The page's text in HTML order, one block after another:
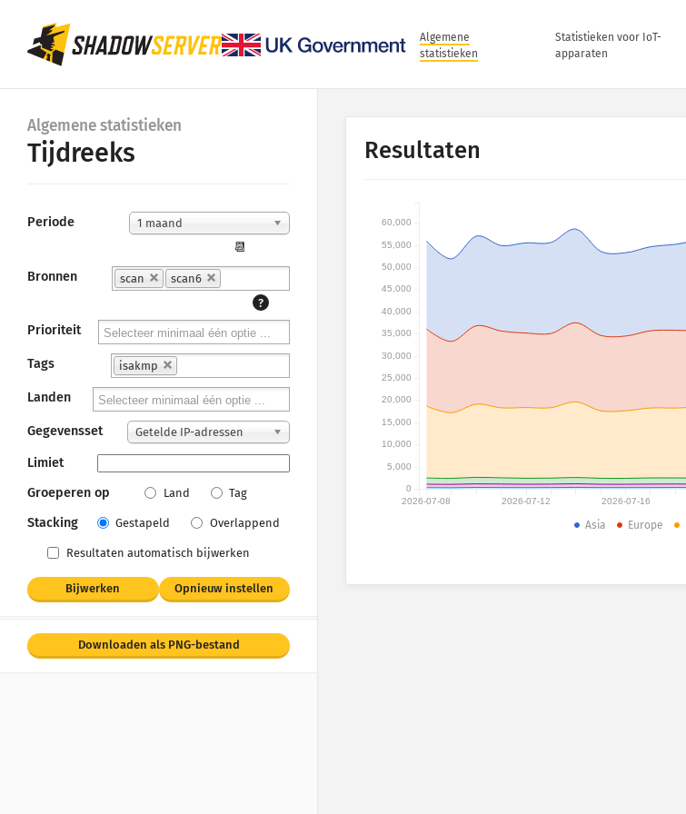
Algemene
statistieken
Statistieken voor IoT-
apparaten
Algemene statistieken
Tijdreeks
Periode 1 maand
📆
Bronnen
scan
scan6
?
Prioriteit
Tags isakmp
Landen
Gegevensset Getelde IP-adressen
Limiet
Groeperen op
Land Tag
Stacking Gestapeld Overlappend
Resultaten automatisch bijwerken
Bijwerken Opnieuw instellen
Downloaden als PNG-bestand
Resultaten
2026-07-08 2026-07-12 2026-07-16
0
5,000
10,000
15,000
20,000
25,000
30,000
35,000
40,000
45,000
50,000
55,000
60,000
Asia Europe